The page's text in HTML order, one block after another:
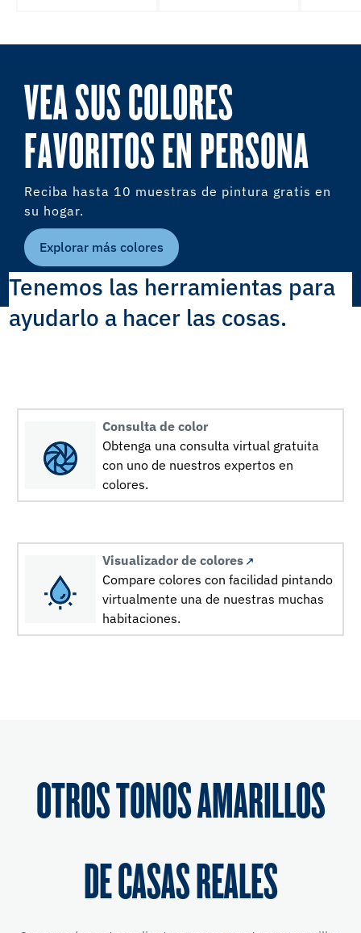
VEA SUS COLORES
FAVORITOS EN PERSONA
Reciba hasta 10 muestras de pintura gratis en
su hogar.
Explorar más colores
Tenemos las herramientas para
ayudarlo a hacer las cosas.
Consulta de color
Obtenga una consulta virtual gratuita
con uno de nuestros expertos en
colores.
Visualizador de colores
Compare colores con facilidad pintando
virtualmente una de nuestras muchas
habitaciones.
OTROS TONOS AMARILLOS
DE CASAS REALES